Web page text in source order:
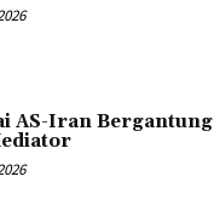
AS-Iran Bergantung